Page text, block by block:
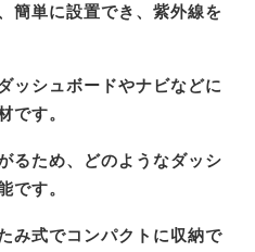
簡単に設置でき、紫外線を
ッシュボードやナビなどに
です。
るため、どのようなダッシ
です。
み式でコンパクトに収納で